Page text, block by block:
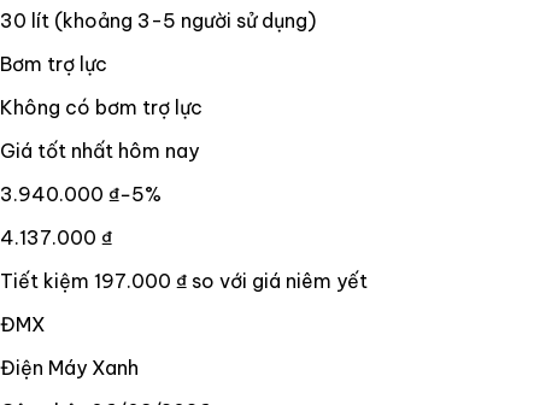
30 lít (khoảng 3-5 người sử dụng)
Bơm trợ lực
Không có bơm trợ lực
Giá tốt nhất hôm nay
3.940.000 ₫−5%
4.137.000 ₫
Tiết kiệm 197.000 ₫ so với giá niêm yết
ĐMX
Điện Máy Xanh